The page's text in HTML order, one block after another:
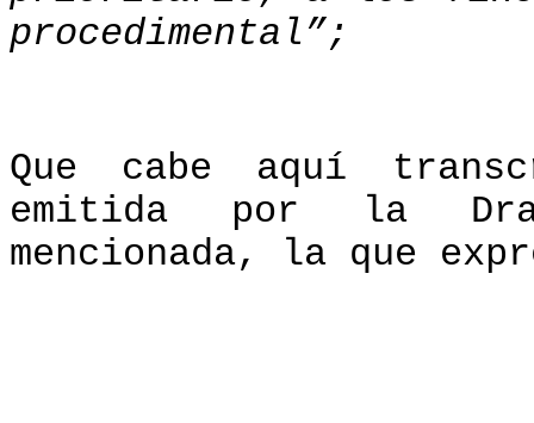
procedimental”;
Que cabe aquí
emitida por la
mencionada, la que